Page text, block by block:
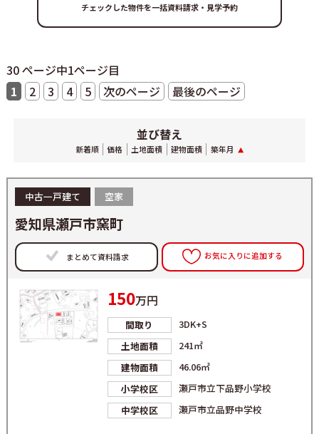
30 ページ中1ページ目
1
2 3 4 5 次のページ 最後のページ
並び替え
新着順 価格 土地面積 建物面積 築年月
中古一戸建て 空家
愛知県瀬戸市窯町
まとめて資料請求 お気に入りに追加する
150万円
間取り
3DK+S
土地面積
241㎡
建物面積
46.06㎡
小学校区
瀬戸市立下品野小学校
中学校区
瀬戸市立品野中学校